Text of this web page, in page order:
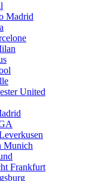
Madrid
United
Munich
Frankfurt